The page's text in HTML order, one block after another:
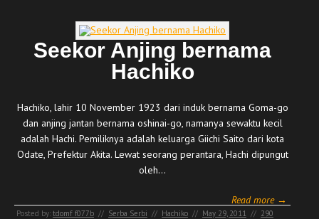
Seekor Anjing bernama
Hachiko
Hachiko, lahir 10 November 1923 dari induk bernama Goma-go
dan anjing jantan bernama oshinai-go, namanya sewaktu kecil
adalah Hachi. Pemiliknya adalah keluarga Giichi Saito dari kota
Odate, Prefektur Akita. Lewat seorang perantara, Hachi dipungut
oleh…
Read more →
Posted by: tdomf_f077b // Serba Serbi // Hachiko // May 29, 2011 // 290